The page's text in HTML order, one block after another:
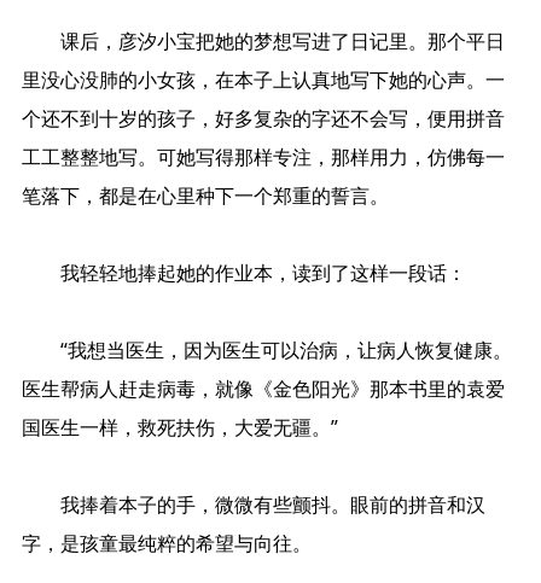
课后，彦汐小宝把她的梦想写进了日记里。那个平日
里没心没肺的小女孩，在本子上认真地写下她的心声。一
个还不到十岁的孩子，好多复杂的字还不会写，便用拼音
工工整整地写。可她写得那样专注，那样用力，仿佛每一
笔落下，都是在心里种下一个郑重的誓言。
我轻轻地捧起她的作业本，读到了这样一段话：
“我想当医生，因为医生可以治病，让病人恢复健康。
医生帮病人赶走病毒，就像《金色阳光》那本书里的袁爱
国医生一样，救死扶伤，大爱无疆。”
我捧着本子的手，微微有些颤抖。眼前的拼音和汉
字，是孩童最纯粹的希望与向往。